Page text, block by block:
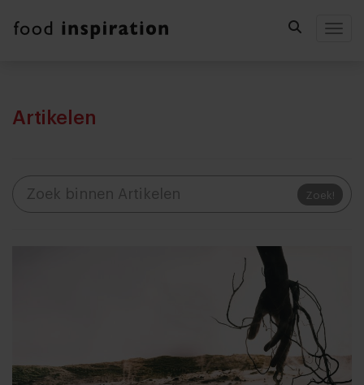
Artikelen
Zoek!